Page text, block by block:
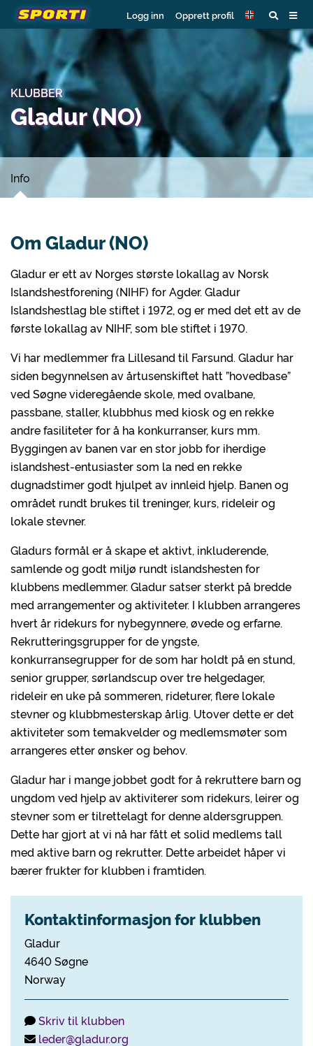
Logg inn Opprett profil
KLUBBER
Gladur (NO)
Info
Om Gladur (NO)
Gladur er ett av Norges største lokallag av Norsk
Islandshestforening (NIHF) for Agder. Gladur
Islandshestlag ble stiftet i 1972, og er med det ett av de
første lokallag av NIHF, som ble stiftet i 1970.
Vi har medlemmer fra Lillesand til Farsund. Gladur har
siden begynnelsen av årtusenskiftet hatt ”hovedbase”
ved Søgne videregående skole, med ovalbane,
passbane, staller, klubbhus med kiosk og en rekke
andre fasiliteter for å ha konkurranser, kurs mm.
Byggingen av banen var en stor jobb for iherdige
islandshest-entusiaster som la ned en rekke
dugnadstimer godt hjulpet av innleid hjelp. Banen og
området rundt brukes til treninger, kurs, rideleir og
lokale stevner.
Gladurs formål er å skape et aktivt, inkluderende,
samlende og godt miljø rundt islandshesten for
klubbens medlemmer. Gladur satser sterkt på bredde
med arrangementer og aktiviteter. I klubben arrangeres
hvert år ridekurs for nybegynnere, øvede og erfarne.
Rekrutteringsgrupper for de yngste,
konkurransegrupper for de som har holdt på en stund,
senior grupper, sørlandscup over tre helgedager,
rideleir en uke på sommeren, rideturer, flere lokale
stevner og klubbmesterskap årlig. Utover dette er det
aktiviteter som temakvelder og medlemsmøter som
arrangeres etter ønsker og behov.
Gladur har i mange jobbet godt for å rekruttere barn og
ungdom ved hjelp av aktiviterer som ridekurs, leirer og
stevner som er tilrettelagt for denne aldersgruppen.
Dette har gjort at vi nå har fått et solid medlems tall
med aktive barn og rekrutter. Dette arbeidet håper vi
bærer frukter for klubben i framtiden.
Kontaktinformasjon for klubben
Gladur
4640 Søgne
Norway
Skriv til klubben
leder@gladur.org